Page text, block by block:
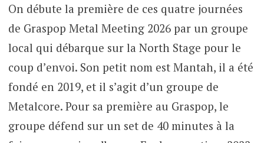
On débute la première de ces quatre journées
de Graspop Metal Meeting 2026 par un groupe
local qui débarque sur la North Stage pour le
coup d’envoi. Son petit nom est Mantah, il a été
fondé en 2019, et il s’agit d’un groupe de
Metalcore. Pour sa première au Graspop, le
groupe défend sur un set de 40 minutes à la